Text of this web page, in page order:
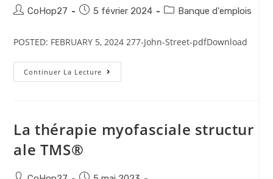
CoHop27 5 février 2024 Banque d'emplois
POSTED: FEBRUARY 5, 2024 277-John-Street-pdfDownload
Continuer La Lecture
La thérapie myofasciale structur
ale TMS®